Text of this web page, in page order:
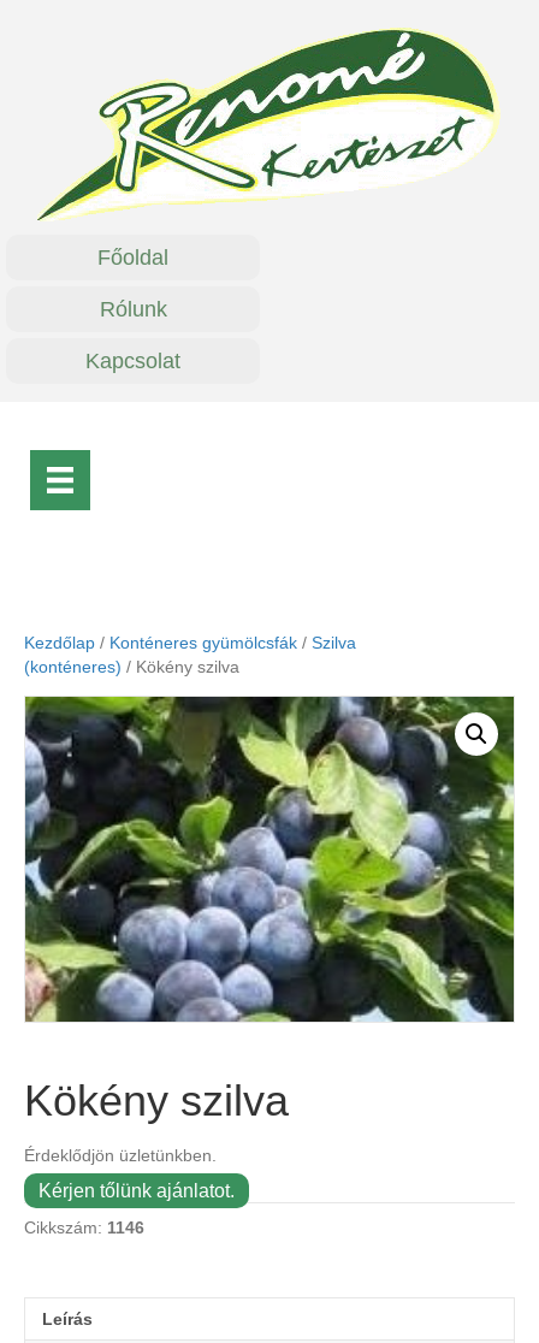
Főoldal
Rólunk
Kapcsolat
Kezdőlap / Konténeres gyümölcsfák / Szilva
(konténeres) / Kökény szilva
Kökény szilva
Érdeklődjön üzletünkben.
Kérjen tőlünk ajánlatot.
Cikkszám: 1146
Leírás